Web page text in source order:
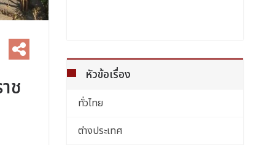
ช
หัวข้อเรื่อง
ทั่วไทย
ต่างประเทศ